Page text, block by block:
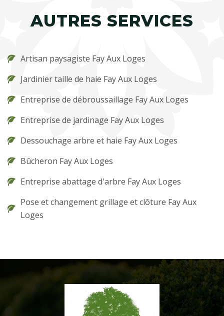
AUTRES SERVICES
Artisan paysagiste Fay Aux Loges
Jardinier taille de haie Fay Aux Loges
Entreprise de débroussaillage Fay Aux Loges
Entreprise de jardinage Fay Aux Loges
Dessouchage arbre et haie Fay Aux Loges
Bûcheron Fay Aux Loges
Entreprise abattage d'arbre Fay Aux Loges
Pose et changement grillage et clôture Fay Aux
Loges